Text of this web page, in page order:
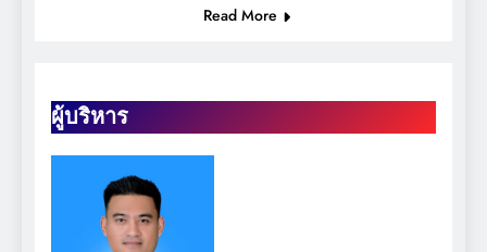
ผู้บริหาร
Read More